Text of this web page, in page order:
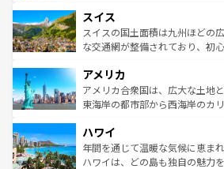
れる地方に足を運ぶとそれぞれ
きるだろう。 なお、新着の
を参照してほしい。
は、お酒好きな人にはぜひ体験してほしい
ドイツ情報はコンテンツ一覧を
リアごとに異なる魅力がある。
ティー、ビール好きにはたまら
戦など、本場だからこそできる
ンツ一覧を参照してほしい。
スイス
スイスの国土面積は九州ほどの
な交通網が整備されており、初
の建物がそのまま残る町や、ス
博物館もあり、アルプス観光だ
ことができる。国民の所得が高
ば市内交通費無料で観光を楽しむこと
着のスイス情報はコンテンツ一覧
アメリカ
アメリカ合衆国は、広大な土地
東海岸の都市部から西海岸のカ
のような巨大都市は、観光、シ
ンメントが詰まった刺激的なス
西部には大自然が広がり、グラ
ハワイ
年間を通じて温暖な気候に恵ま
ハワイは、どの島も独自の魅力